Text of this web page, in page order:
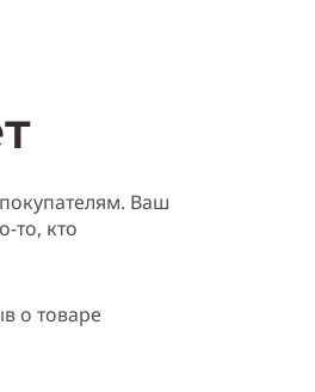
Ваш
то, кто
о товаре